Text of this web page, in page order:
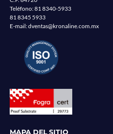
Teléfono:81 8340-5933
81 8345 5933
E-mail:dventas@kronaline.com.mx
MAPA DEL SITIO